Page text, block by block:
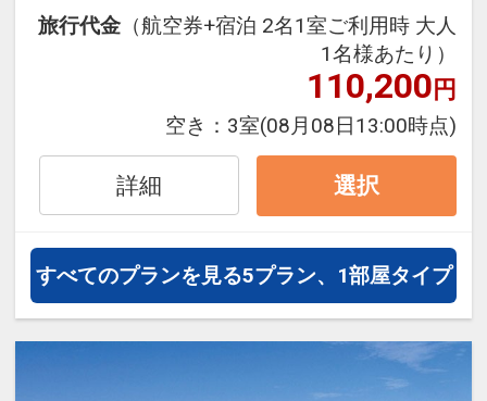
営業時間6:00～10:00(最終入場
9:45)/16:00～23:00(最終入場22:45)
・屋内外プール滞在中利用可
・系列ホテル間の無料シャトルバ
ス：アラマハイナ⇔マハイナ⇔ロイ
ヤルビューホテル美ら海
旅行代金 （航空券+宿泊 2名1室ご利用時 大人
1名様あたり）
110,200円
空き： 3室(08月08日13:00時点)
詳細 選択
すべてのプランを見る5プラン、1部屋タイプ